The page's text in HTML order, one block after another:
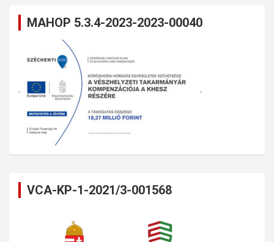
MAHOP 5.3.4-2023-2023-00040
VCA-KP-1-2021/3-001568